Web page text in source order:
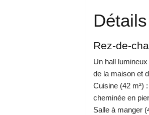
Rez-de-
Un hall
de la maison et
Cuisine (42 m²)
cheminée en
Salle à manger